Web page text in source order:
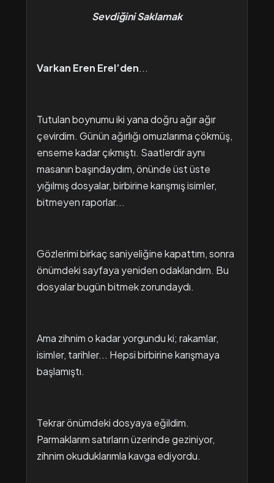
Sevdiğini Saklamak
Varkan Eren Erel’den...
Tutulan boynumu iki yana doğru ağır ağır
çevirdim. Günün ağırlığı omuzlarıma çökmüş,
enseme kadar çıkmıştı. Saatlerdir aynı
masanın başındaydım, önünde üst üste
yığılmış dosyalar, birbirine karışmış isimler,
bitmeyen raporlar...
Gözlerimi birkaç saniyeliğine kapattım, sonra
önümdeki sayfaya yeniden odaklandım. Bu
dosyalar bugün bitmek zorundaydı.
Ama zihnim o kadar yorgundu ki; rakamlar,
isimler, tarihler... Hepsi birbirine karışmaya
başlamıştı.
Tekrar önümdeki dosyaya eğildim.
Parmaklarım satırların üzerinde geziniyor,
zihnim okuduklarımla kavga ediyordu.